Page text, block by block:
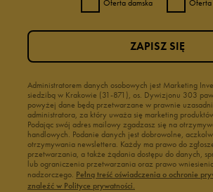
Oferta damska Oferta
Administratorem danych osobowych jest Marketing
siedzibą w Krakowie (31-871), os. Dywizjonu 303
powyżej dane będą przetwarzane w prawnie
administratora, za który uważa się marketing
Podając swój adres mailowy zgadzasz się na
handlowych. Podanie danych jest dobrowolne,
otrzymywania newslettera. Każdy ma prawo do
przetwarzania, a także żądania dostępu do danych,
lub ograniczenia przetwarzania oraz prawo
nadzorczego. Pełną treść oświadczenia o ochronie
znaleźć w Polityce prywatności.
ZAPISZ SIĘ